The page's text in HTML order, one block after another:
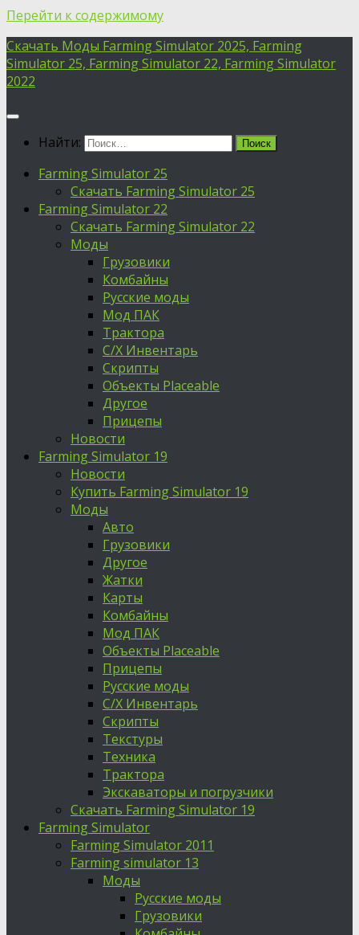
Перейти к содержимому
Скачать Моды Farming Simulator 2025, Farming
Simulator 25, Farming Simulator 22, Farming Simulator
2022
Найти:
Farming Simulator 25
Скачать Farming Simulator 25
Farming Simulator 22
Скачать Farming Simulator 22
Моды
Грузовики
Комбайны
Русские моды
Мод ПАК
Трактора
С/Х Инвентарь
Скрипты
Объекты Placeable
Другое
Прицепы
Новости
Farming Simulator 19
Новости
Купить Farming Simulator 19
Моды
Авто
Грузовики
Другое
Жатки
Карты
Комбайны
Мод ПАК
Объекты Placeable
Прицепы
Русские моды
С/Х Инвентарь
Скрипты
Текстуры
Техника
Трактора
Экскаваторы и погрузчики
Скачать Farming Simulator 19
Farming Simulator
Farming Simulator 2011
Farming simulator 13
Моды
Русские моды
Грузовики